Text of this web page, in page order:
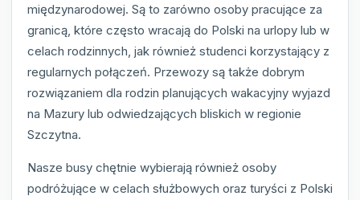
międzynarodowej. Są to zarówno osoby pracujące za
granicą, które często wracają do Polski na urlopy lub w
celach rodzinnych, jak również studenci korzystający z
regularnych połączeń. Przewozy są także dobrym
rozwiązaniem dla rodzin planujących wakacyjny wyjazd
na Mazury lub odwiedzających bliskich w regionie
Szczytna.
Nasze busy chętnie wybierają również osoby
podróżujące w celach służbowych oraz turyści z Polski